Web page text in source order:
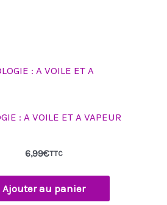
: A VOILE ET A VAPEUR
6,99€TTC
Ajouter au panier